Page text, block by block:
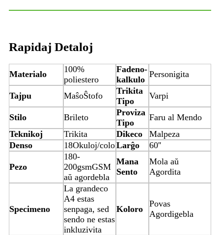
Rapidaj Detaloj
Materialo
100%
poliestero
Fadeno-
kalkulo
Personigita
Tajpu MaŝoŜtofo
Trikita
Tipo
Varpi
Stilo Brileto
Proviza
Tipo
Faru al Mendo
Teknikoj
Trikita Dikeco
Malpeza
Denso
18Okuloj/coloLarĝo 60''
Pezo
180-
200gsmGSM
aŭ agordebla
Mana
Sento
Mola aŭ
Agordita
Specimeno
La grandeco
A4 estas
senpaga, sed
sendo ne estas
inkluzivita
Koloro
Povas
Agordigebla